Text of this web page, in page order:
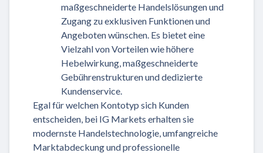
maßgeschneiderte Handelslösungen und
Zugang zu exklusiven Funktionen und
Angeboten wünschen. Es bietet eine
Vielzahl von Vorteilen wie höhere
Hebelwirkung, maßgeschneiderte
Gebührenstrukturen und dedizierte
Kundenservice.
Egal für welchen Kontotyp sich Kunden
entscheiden, bei IG Markets erhalten sie
modernste Handelstechnologie, umfangreiche
Marktabdeckung und professionelle